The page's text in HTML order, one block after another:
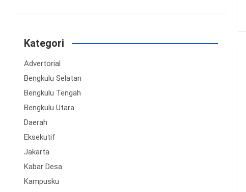
Kategori
Advertorial
Bengkulu Selatan
Bengkulu Tengah
Bengkulu Utara
Daerah
Eksekutif
Jakarta
Kabar Desa
Kampusku